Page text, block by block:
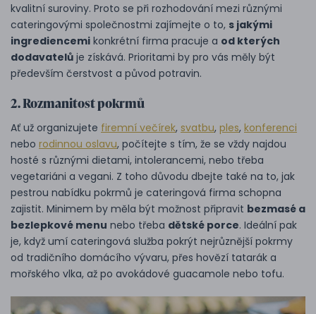
kvalitní suroviny. Proto se při rozhodování mezi různými
cateringovými společnostmi zajímejte o to, s jakými
ingrediencemi konkrétní firma pracuje a od kterých
dodavatelů je získává. Prioritami by pro vás měly být
především čerstvost a původ potravin.
2. Rozmanitost pokrmů
Ať už organizujete firemní večírek, svatbu, ples, konferenci
nebo rodinnou oslavu, počítejte s tím, že se vždy najdou
hosté s různými dietami, intolerancemi, nebo třeba
vegetariáni a vegani. Z toho důvodu dbejte také na to, jak
pestrou nabídku pokrmů je cateringová firma schopna
zajistit. Minimem by měla být možnost připravit bezmasé a
bezlepkové menu nebo třeba dětské porce. Ideální pak
je, když umí cateringová služba pokrýt nejrůznější pokrmy
od tradičního domácího vývaru, přes hovězí tatarák a
mořského vlka, až po avokádové guacamole nebo tofu.